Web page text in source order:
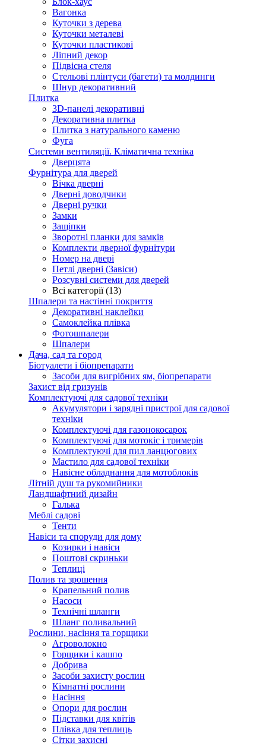
Вагонка
Куточки з дерева
Куточки металеві
Куточки пластикові
Ліпний декор
Підвісна стеля
Стельові плінтуси (багети) та молдинги
Шнур декоративний
Плитка
3D-панелі декоративні
Декоративна плитка
Плитка з натурального каменю
Фуга
Системи вентиляції. Кліматична техніка
Дверцята
Фурнітура для дверей
Вічка дверні
Дверні доводчики
Дверні ручки
Замки
Защіпки
Зворотні планки для замків
Комплекти дверної фурнітури
Номер на двері
Петлі дверні (Завіси)
Розсувні системи для дверей
Всі категорії (13)
Шпалери та настінні покриття
Декоративні наклейки
Самоклейка плівка
Фотошпалери
Шпалери
Дача, сад та город
Біотуалети і біопрепарати
Засоби для вигрібних ям, біопрепарати
Захист від гризунів
Комплектуючі для садової техніки
Акумулятори і зарядні пристрої для садової
техніки
Комплектуючі для газонокосарок
Комплектуючі для мотокіс і тримерів
Комплектуючі для пил ланцюгових
Мастило для садової техніки
Навісне обладнання для мотоблоків
Літній душ та рукомийники
Ландшафтний дизайн
Галька
Меблі садові
Тенти
Навіси та споруди для дому
Козирки і навіси
Поштові скриньки
Теплиці
Полив та зрошення
Крапельний полив
Насоси
Технічні шланги
Шланг поливальний
Рослини, насіння та горщики
Агроволокно
Горщики і кашпо
Добрива
Засоби захисту рослин
Кімнатні рослини
Насіння
Опори для рослин
Підставки для квітів
Плівка для теплиць
Сітки захисні